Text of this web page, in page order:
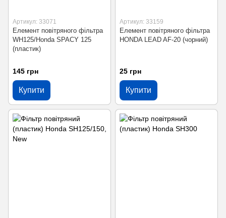
Артикул: 33071
Елемент повітряного фільтра
WH125/Honda SPACY 125
(пластик)
145 грн
Купити
Артикул: 33159
Елемент повітряного фільтра
HONDA LEAD AF-20 (чорний)
25 грн
Купити